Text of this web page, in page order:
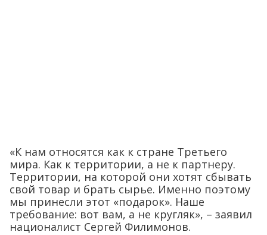
«К нам относятся как к стране Третьего
мира. Как к территории, а не к партнеру.
Территории, на которой они хотят сбывать
свой товар и брать сырье. Именно поэтому
мы принесли этот «подарок». Наше
требование: вот вам, а не кругляк», – заявил
националист Сергей Филимонов.